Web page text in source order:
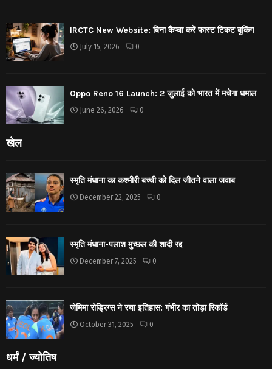
IRCTC New Website: बिना कैप्चा करें फास्ट टिकट बुकिंग
July 15, 2026 0
Oppo Reno 16 Launch: 2 जुलाई को भारत में मचेगा धमाल
June 26, 2026 0
खेल
स्मृति मंधाना का कश्मीरी बच्ची को दिल जीतने वाला जवाब
December 22, 2025 0
स्मृति मंधाना-पलाश मुच्छल की शादी रद्द
December 7, 2025 0
जेमिमा रोड्रिग्स ने रचा इतिहास: गंभीर का तोड़ा रिकॉर्ड
October 31, 2025 0
धर्मं / ज्योतिष